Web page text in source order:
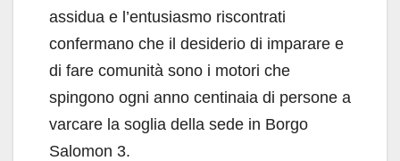
assidua e l’entusiasmo riscontrati
confermano che il desiderio di imparare e
di fare comunità sono i motori che
spingono ogni anno centinaia di persone a
varcare la soglia della sede in Borgo
Salomon 3.